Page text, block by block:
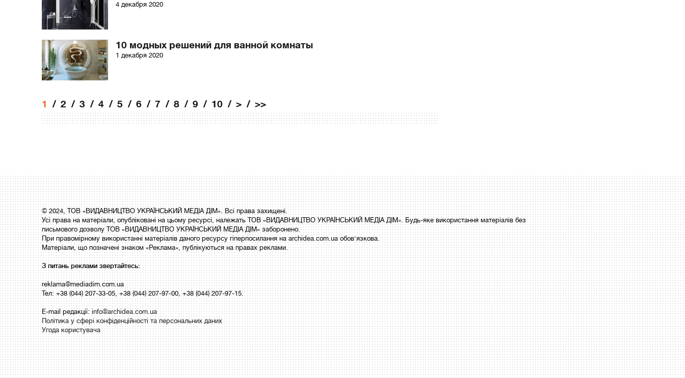
4 декабря 2020
10 модных решений для ванной комнаты
1 декабря 2020
1 2 3 4 5 6 7 8 9 10 > >>
© 2024, ТОВ «ВИДАВНИЦТВО УКРАЇНСЬКИЙ МЕДІА ДІМ». Всі права захищені.
Усі права на матеріали, опубліковані на цьому ресурсі, належать ТОВ «ВИДАВНИЦТВО УКРАЇНСЬКИЙ МЕДІА ДІМ». Будь-яке використання матеріалів без
письмового дозволу ТОВ «ВИДАВНИЦТВО УКРАЇНСЬКИЙ МЕДІА ДІМ» заборонено.
При правомірному використанні матеріалів даного ресурсу гіперпосилання на archidea.com.ua обов'язкова.
Матеріали, що позначені знаком «Реклама», публікуються на правах реклами.
З питань реклами звертайтесь:
reklama@mediadim.com.ua
Тел: +38 (044) 207-33-05, +38 (044) 207-97-00, +38 (044) 207-97-15.
E-mail редакції: info@archidea.com.ua
Політика у сфері конфіденційності та персональних даних
Угода користувача